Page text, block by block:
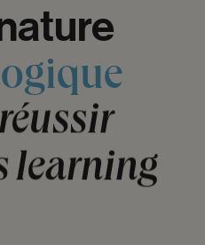
réussir
learning